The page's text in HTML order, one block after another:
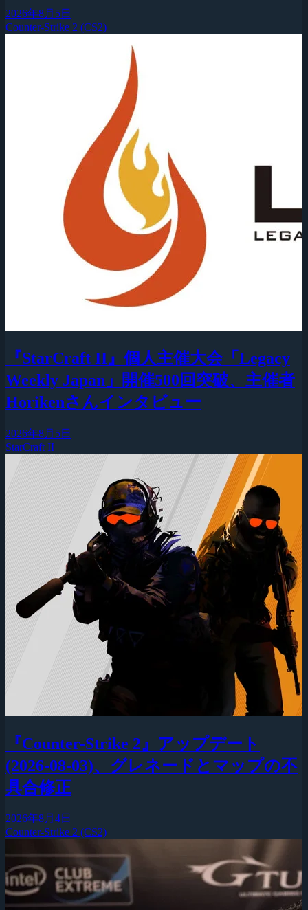
2026年8月5日
Counter-Strike 2 (CS2)
『StarCraft II』個人主催大会「Legacy
Weekly Japan」開催500回突破、主催者
Horikenさんインタビュー
2026年8月5日
StarCraft II
『Counter-Strike 2』アップデート
(2026-08-03)、グレネードとマップの不
具合修正
2026年8月4日
Counter-Strike 2 (CS2)